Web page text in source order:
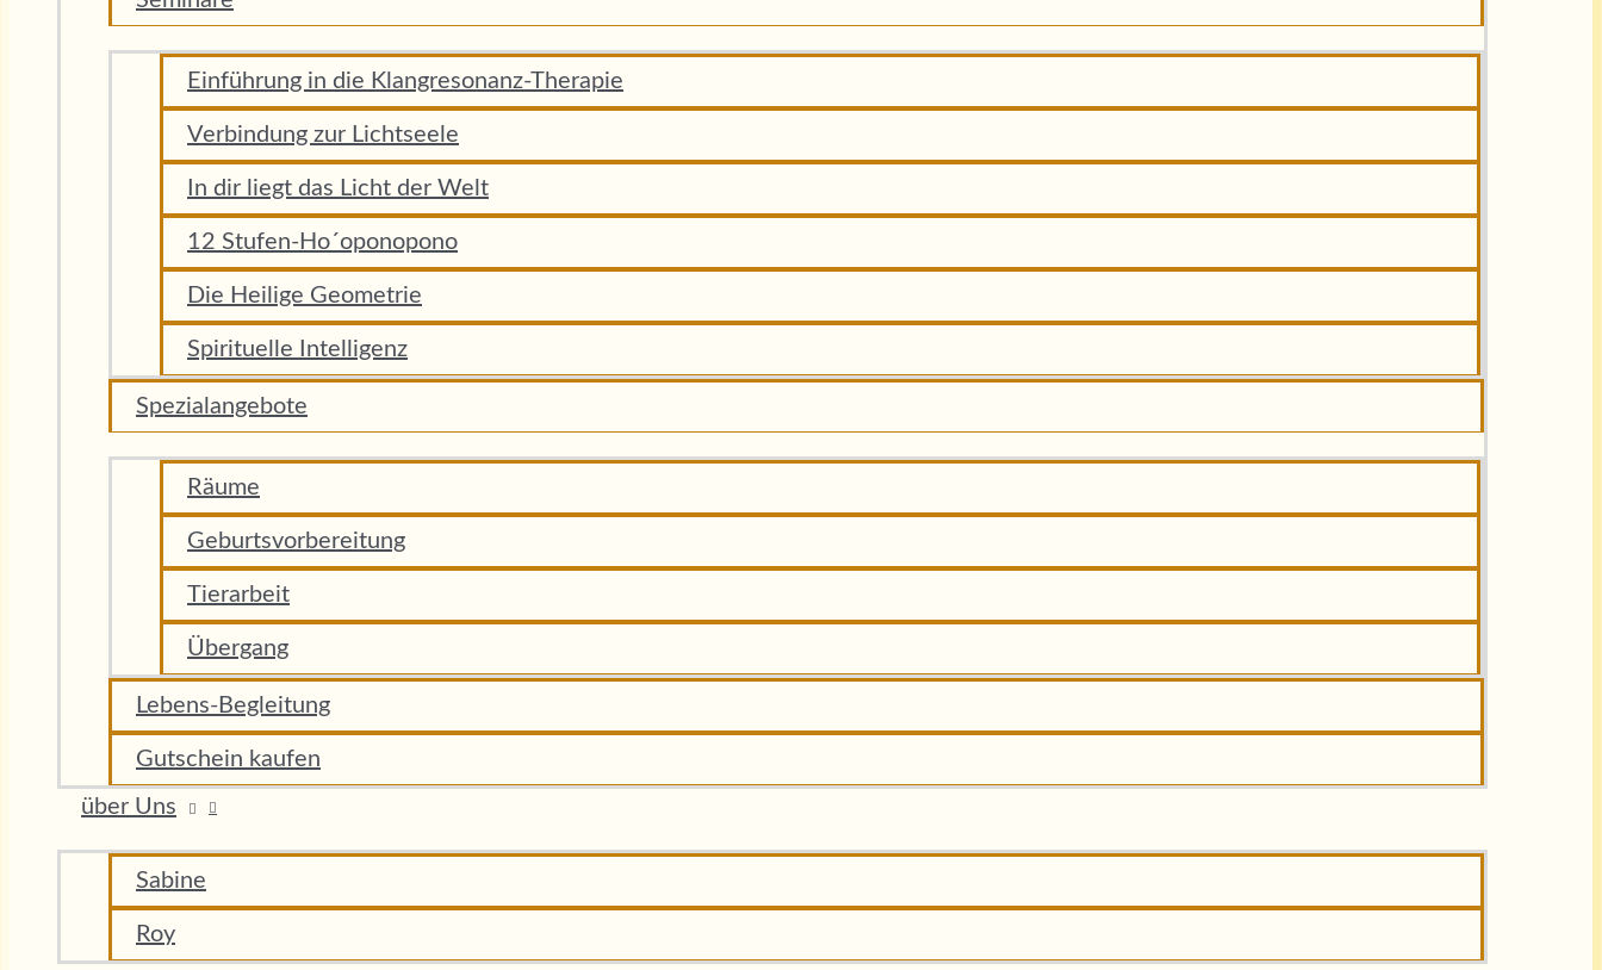
Einführung in die Klangresonanz-Therapie
Verbindung zur Lichtseele
In dir liegt das Licht der Welt
12 Stufen-Ho´oponopono
Die Heilige Geometrie
Spirituelle Intelligenz
Spezialangebote
Räume
Geburtsvorbereitung
Tierarbeit
Übergang
Lebens-Begleitung
Gutschein kaufen
über Uns
Sabine
Roy